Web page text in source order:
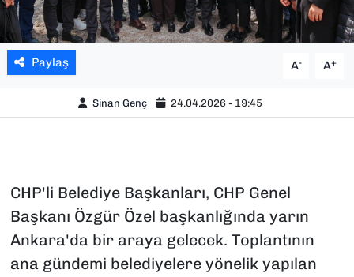
Paylaş A- A+
Sinan Genç 24.04.2026 - 19:45
CHP'li Belediye Başkanları, CHP Genel
Başkanı Özgür Özel başkanlığında yarın
Ankara'da bir araya gelecek. Toplantının
ana gündemi belediyelere yönelik yapılan
YEREL YÖNETİMLER